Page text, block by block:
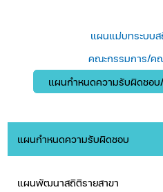
แผนแม่บทระบบส
คณะกรรมการ/ค
แผนกำหนดความรับผิดชอ
แผนกำหนดความรับผิดชอบ
แผนพัฒนาสถิติรายสาขา